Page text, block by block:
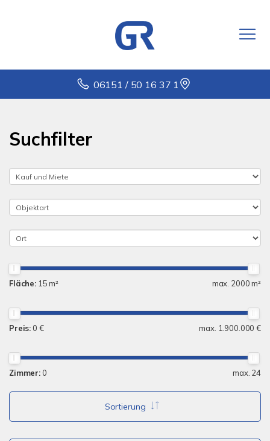
06151 / 50 16 37 1
Suchfilter
Fläche: 15 m² max. 2000 m²
Preis: 0 € max. 1.900.000 €
Zimmer: 0 max. 24
Sortierung